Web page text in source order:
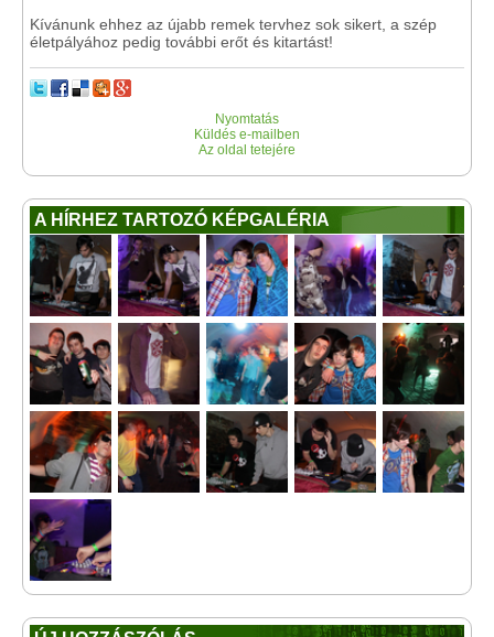
Kívánunk ehhez az újabb remek tervhez sok sikert, a szép
életpályához pedig további erőt és kitartást!
Nyomtatás
Küldés e-mailben
Az oldal tetejére
A HÍRHEZ TARTOZÓ KÉPGALÉRIA